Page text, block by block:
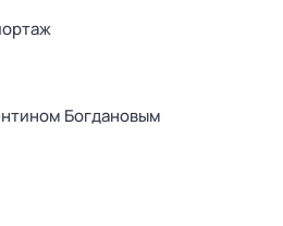
Богдановым